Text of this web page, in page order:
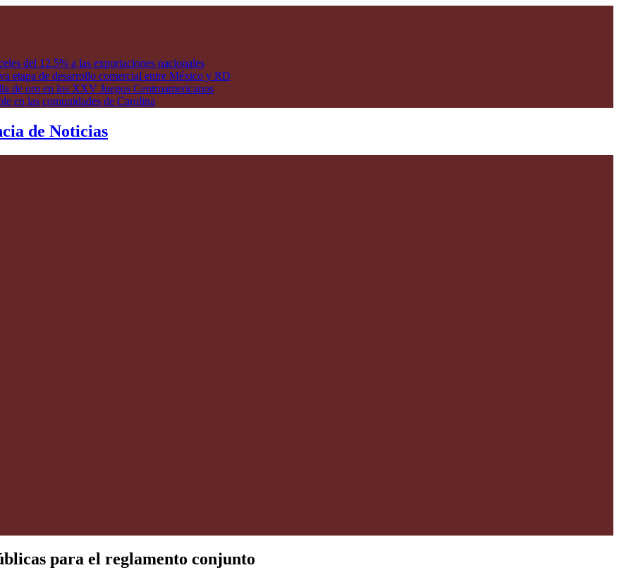
del 12.5% a las exportaciones nacionales
etapa de desarrollo comercial entre México y RD
de oro en los XXV Juegos Centroamericanos
en las comunidades de Carolina
de Noticias
para el reglamento conjunto